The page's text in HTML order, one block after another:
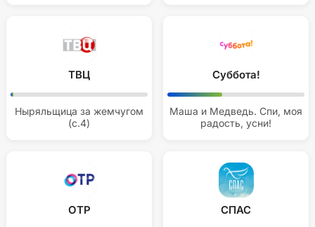
ТВЦ
Ныряльщица за жемчугом
(с.4)
Суббота!
Маша и Медведь. Спи, моя
радость, усни!
ОТР СПАС